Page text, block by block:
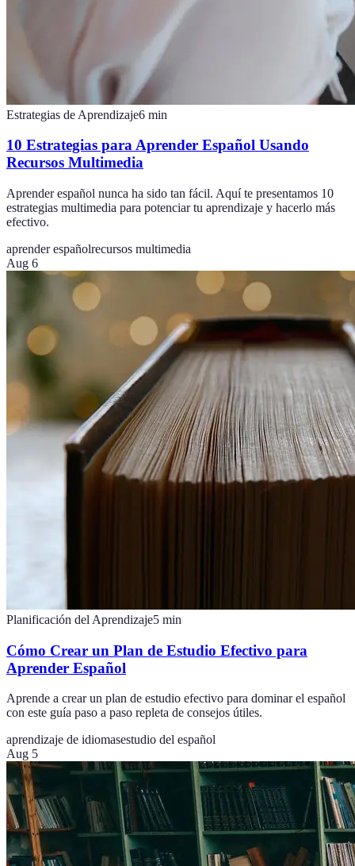
Estrategias de Aprendizaje6 min
10 Estrategias para Aprender Español Usando
Recursos Multimedia
Aprender español nunca ha sido tan fácil. Aquí te presentamos 10
estrategias multimedia para potenciar tu aprendizaje y hacerlo más
efectivo.
aprender españolrecursos multimedia
Aug 6
Planificación del Aprendizaje5 min
Cómo Crear un Plan de Estudio Efectivo para
Aprender Español
Aprende a crear un plan de estudio efectivo para dominar el español
con este guía paso a paso repleta de consejos útiles.
aprendizaje de idiomasestudio del español
Aug 5